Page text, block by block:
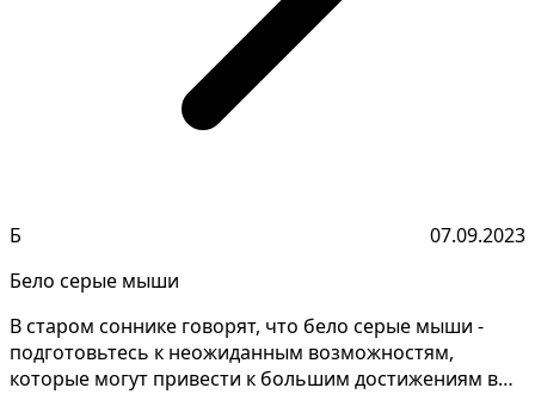
Б
07.09.2023
Бело серые мыши
В старом соннике говорят, что бело серые мыши -
подготовьтесь к неожиданным возможностям,
которые могут привести к большим достижениям в